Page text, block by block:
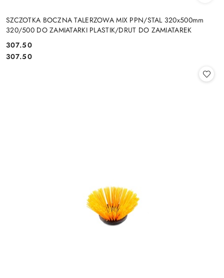
SZCZOTKA BOCZNA TALERZOWA MIX PPN/STAL 320x500mm
320/500 DO ZAMIATARKI PLASTIK/DRUT DO ZAMIATAREK
Cena:
307.50
Cena:
307.50